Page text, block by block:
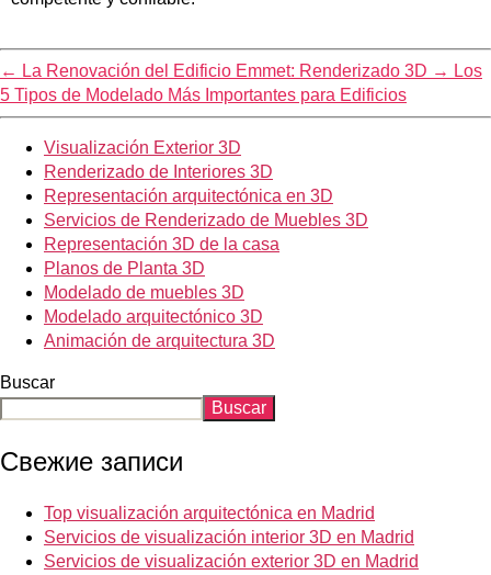
← La Renovación del Edificio Emmet: Renderizado 3D → Los
5 Tipos de Modelado Más Importantes para Edificios
Visualización Exterior 3D
Renderizado de Interiores 3D
Representación arquitectónica en 3D
Servicios de Renderizado de Muebles 3D
Representación 3D de la casa
Planos de Planta 3D
Modelado de muebles 3D
Modelado arquitectónico 3D
Animación de arquitectura 3D
Buscar
Buscar
Свежие записи
Top visualización arquitectónica en Madrid
Servicios de visualización interior 3D en Madrid
Servicios de visualización exterior 3D en Madrid